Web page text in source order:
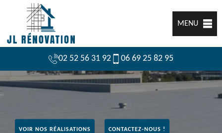
MENU
02 52 56 31 92 06 69 25 82 95
VOIR NOS RÉALISATIONS CONTACTEZ-NOUS !